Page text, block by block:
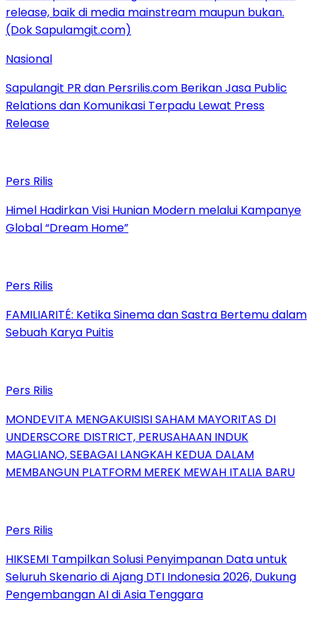
Nasional
Sapulangit PR dan Persrilis.com Berikan Jasa Public
Relations dan Komunikasi Terpadu Lewat Press
Release
Pers Rilis
Himel Hadirkan Visi Hunian Modern melalui Kampanye
Global “Dream Home”
Pers Rilis
FAMILIARITÉ: Ketika Sinema dan Sastra Bertemu dalam
Sebuah Karya Puitis
Pers Rilis
MONDEVITA MENGAKUISISI SAHAM MAYORITAS DI
UNDERSCORE DISTRICT, PERUSAHAAN INDUK
MAGLIANO, SEBAGAI LANGKAH KEDUA DALAM
MEMBANGUN PLATFORM MEREK MEWAH ITALIA BARU
Pers Rilis
HIKSEMI Tampilkan Solusi Penyimpanan Data untuk
Seluruh Skenario di Ajang DTI Indonesia 2026, Dukung
Pengembangan AI di Asia Tenggara